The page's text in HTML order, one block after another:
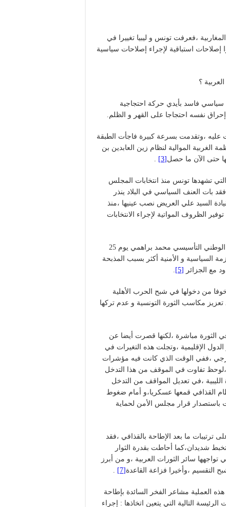
،فعرفت تونس و ليبيا تغييرا في
إصلاحات استباقية لإجراء إصلاحات سياسية
؟
سياسي فاسد بأيدي حركة احتجاجية
نفسه احتجاجا على القهر و الظلم.
عليه ،وتقدمت بسرعة كبيرة فاجأت الطبقة
الغربية الموالية لنظام زين العابدين بن
حتى الآن ما حصل [3]
تشهدها تونس منذ انتخابات المجلس
أكتوبر 2011 هو أنها خطيرة ،فقد بات العنف السياسي في البلاد ينذر
السيد علي العريض نصب عينيها ،منذ
و ضمان توفير الظروف المواتية لإجراء الانتخابات
و لكن عملية الاغتيال السياسي للزعيم المعارض ،وعضو المجلس الوطني التأسيسي محمد براهمي يوم 25
السياسية و الأمنية أكثر بسبب المذبحة
مع الجزائر
[5]
من دخولها في شبح الحرب الأهلية
مكاسب الثورة التونسية و عدم تركها
الثورة مباشرة ،لكنها قصرت أيضا عن
الإقليمية ،وتجلت هذه التغيرات في
،ففي الوقت الذي كانت فيه مؤشرات
،لوحظ تفاوت في الموقف من هذا التدخل
الليبية ،في تعديل المواقف من التدخل
القذافي قمعها عسكريا،و أمام ضغوط
باستصدار قرار مجلس الأمن لحماية
ترتيبات ما بعد الإطاحة بالقذافي ،فقد
شديدان،كما أحاطت بقدرة الثوار
تواجهها سائر الثورات العربية ،و من أبرز
التقسيم ،وأخيرا فزاعة القاعدة [7]
العملية مشاعر الفخر السائدة بإطاحة
التالية التي يتعين اتخاذها : إجراء